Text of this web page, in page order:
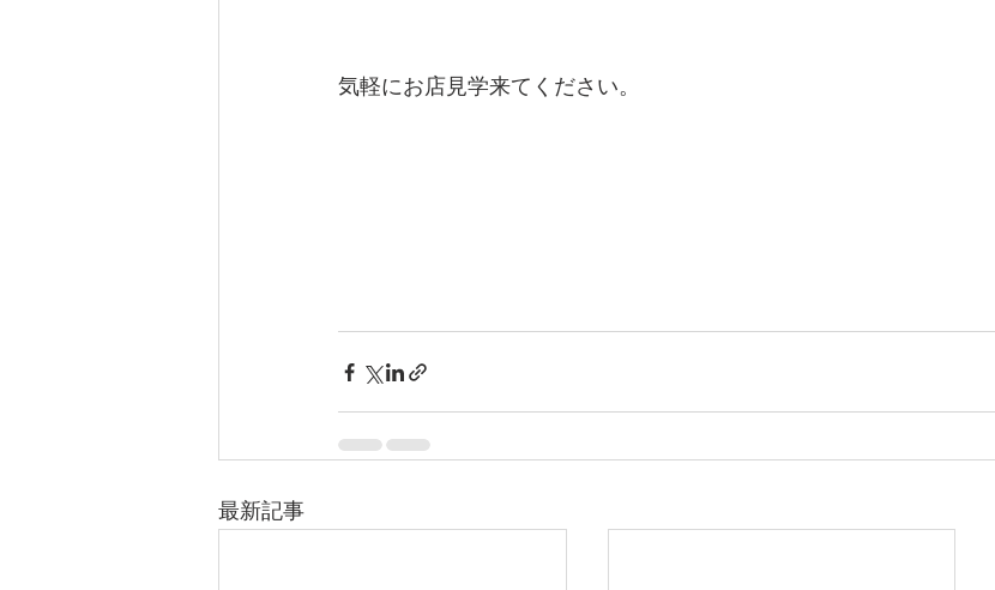
気軽にお店見学来てください。
最新記事